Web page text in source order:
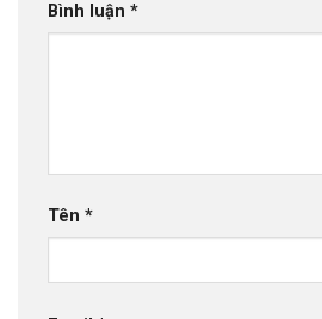
Bình luận *
Tên *